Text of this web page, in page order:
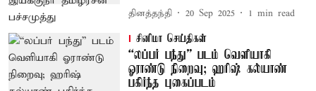
தினத்தந்தி 20 Sep 2025 1 min read
சினிமா செய்திகள்
“லப்பர் பந்து” படம் வெளியாகி
ஓராண்டு நிறைவு; ஹரிஷ் கல்யாண்
பகிர்ந்த புகைப்படம்